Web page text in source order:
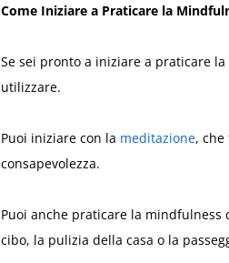
Come Iniziare a Praticare la
Se sei pronto a iniziare a praticare
utilizzare.
Puoi iniziare con la meditazione,
consapevolezza.
Puoi anche praticare la
cibo, la pulizia della casa o la